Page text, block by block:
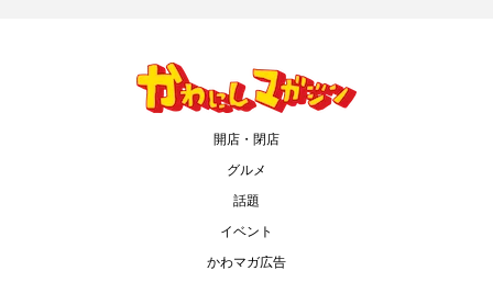
開店・閉店
グルメ
話題
イベント
かわマガ広告